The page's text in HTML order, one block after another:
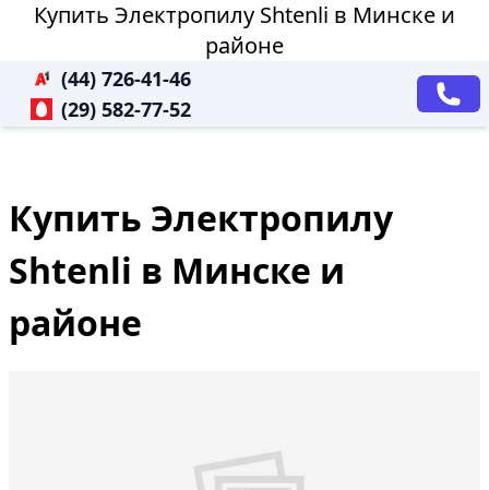
Купить Электропилу Shtenli в Минске и
районе
(44) 726-41-46
(29) 582-77-52
Купить Электропилу
Shtenli в Минске и
районе